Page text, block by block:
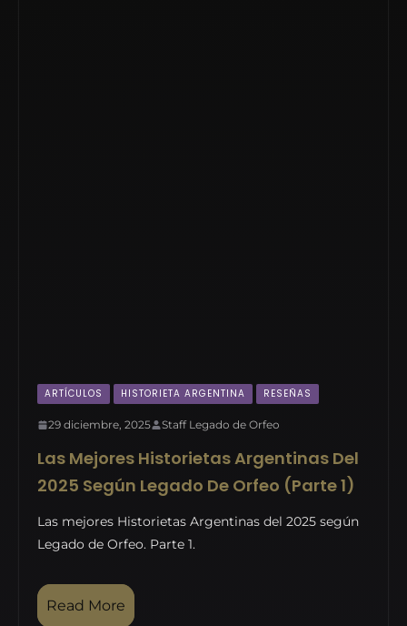
ARTÍCULOS HISTORIETA ARGENTINA RESEÑAS
29 diciembre, 2025 Staff Legado de Orfeo
Las Mejores Historietas Argentinas Del
2025 Según Legado De Orfeo (parte 1)
Las mejores Historietas Argentinas del 2025 según
Legado de Orfeo. Parte 1.
Read More